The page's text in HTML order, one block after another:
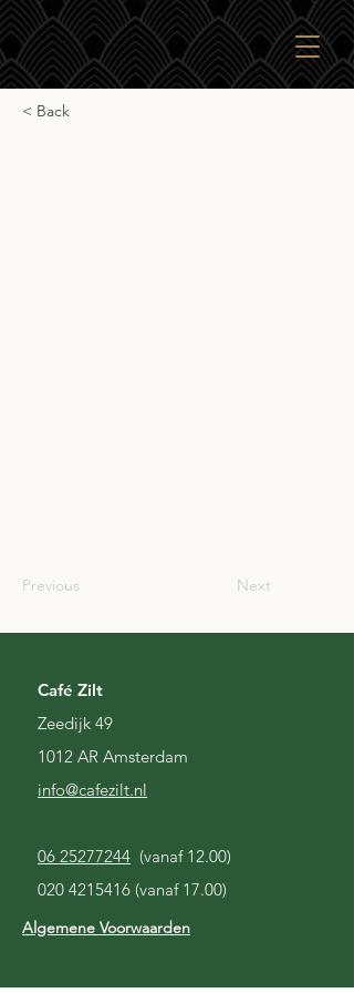
< Back
Previous Next
Café Zilt
Zeedijk 49
1012 AR Amsterdam
info@cafezilt.nl
06 25277244 (vanaf 12.00)
020 4215416 (vanaf 17.00)
Algemene Voorwaarden